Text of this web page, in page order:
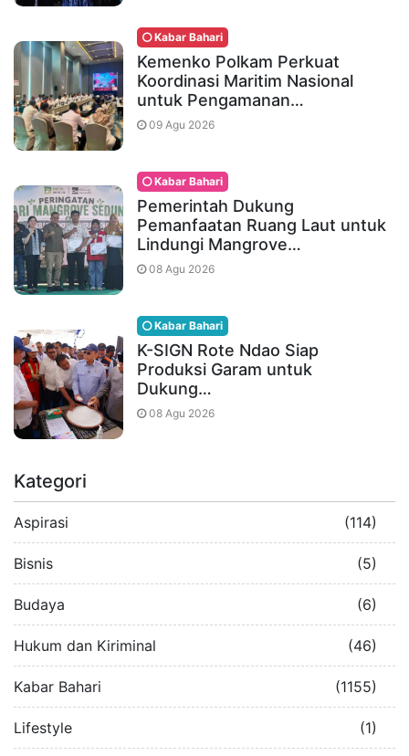
Kabar Bahari
Kemenko Polkam Perkuat
Koordinasi Maritim Nasional
untuk Pengamanan…
09 Agu 2026
Kabar Bahari
Pemerintah Dukung
Pemanfaatan Ruang Laut untuk
Lindungi Mangrove…
08 Agu 2026
Kabar Bahari
K-SIGN Rote Ndao Siap
Produksi Garam untuk
Dukung…
08 Agu 2026
Kategori
Aspirasi (114)
Bisnis (5)
Budaya (6)
Hukum dan Kiriminal (46)
Kabar Bahari (1155)
Lifestyle (1)